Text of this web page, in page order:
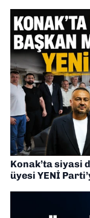
Konak’ta siyasi
üyesi YENİ